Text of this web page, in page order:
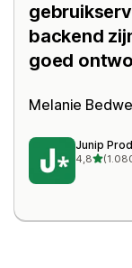
backend
goed
Melanie
Junip
4,8van 5
1080